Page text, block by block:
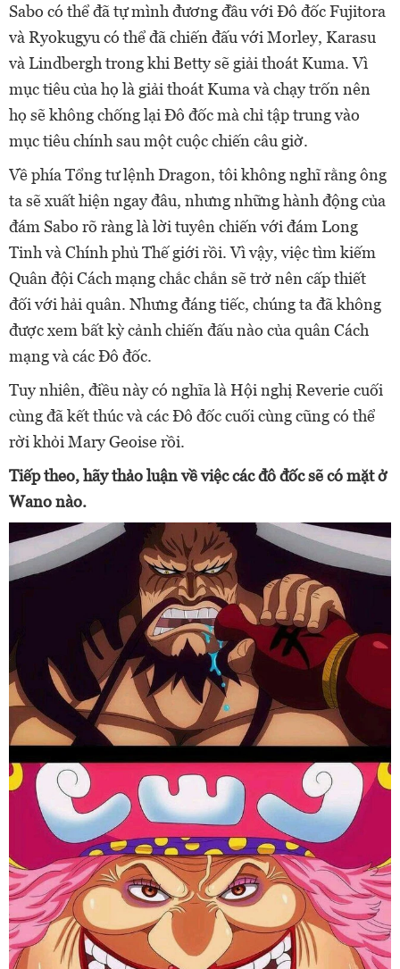
Sabo có thể đã tự mình đương đầu với Đô đốc Fujitora
và Ryokugyu có thể đã chiến đấu với Morley, Karasu
và Lindbergh trong khi Betty sẽ giải thoát Kuma. Vì
mục tiêu của họ là giải thoát Kuma và chạy trốn nên
họ sẽ không chống lại Đô đốc mà chỉ tập trung vào
mục tiêu chính sau một cuộc chiến câu giờ.
Về phía Tổng tư lệnh Dragon, tôi không nghĩ rằng ông
ta sẽ xuất hiện ngay đâu, nhưng những hành động của
đám Sabo rõ ràng là lời tuyên chiến với đám Long
Tinh và Chính phủ Thế giới rồi.Vì vậy, việc tìm kiếm
Quân đội Cách mạng chắc chắn sẽ trở nên cấp thiết
đối với hải quân. Nhưng đáng tiếc, chúng ta đã không
được xem bất kỳ cảnh chiến đấu nào của quân Cách
mạng và các Đô đốc.
Tuy nhiên, điều này có nghĩa là Hội nghị Reverie cuối
cùng đã kết thúc và các Đô đốc cuối cùng cũng có thể
rời khỏi Mary Geoise rồi.
Tiếp theo, hãy thảo luận về việc các đô đốc sẽ có mặt ở
Wano nào.